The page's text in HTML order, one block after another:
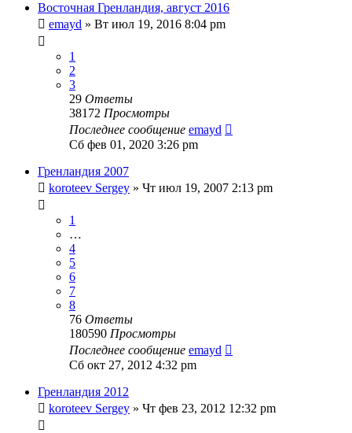
Восточная Гренландия, август 2016
emayd » Вт июл 19, 2016 8:04 pm
1
2
3
29 Ответы
38172 Просмотры
Последнее сообщение emayd
Сб фев 01, 2020 3:26 pm
Гренландия 2007
koroteev Sergey » Чт июл 19, 2007 2:13 pm
1
…
4
5
6
7
8
76 Ответы
180590 Просмотры
Последнее сообщение emayd
Сб окт 27, 2012 4:32 pm
Гренландия 2012
koroteev Sergey » Чт фев 23, 2012 12:32 pm